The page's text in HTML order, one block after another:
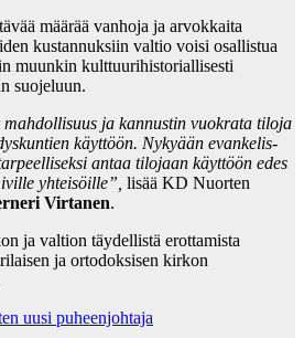
määrää vanhoja ja arvokkaita
kustannuksiin valtio voisi osallistua
muunkin kulttuurihistoriallisesti
suojeluun.
ja kannustin vuokrata tiloja
käyttöön. Nykyään evankelis-
antaa tilojaan käyttöön edes
yhteisöille”, lisää KD Nuorten
Virtanen.
ja valtion täydellistä erottamista
ja ortodoksisen kirkon
uusi puheenjohtaja